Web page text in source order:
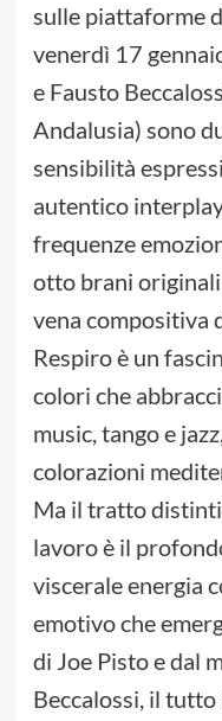
sulle piattaforme
venerdì 17
e Fausto
Andalusia) sono
sensibilità
autentico
frequenze
otto brani
vena compositiva
Respiro è un
colori che
music, tango e
colorazioni
Ma il tratto
lavoro è il
viscerale energia
emotivo che
di Joe Pisto e dal
Beccalossi, il